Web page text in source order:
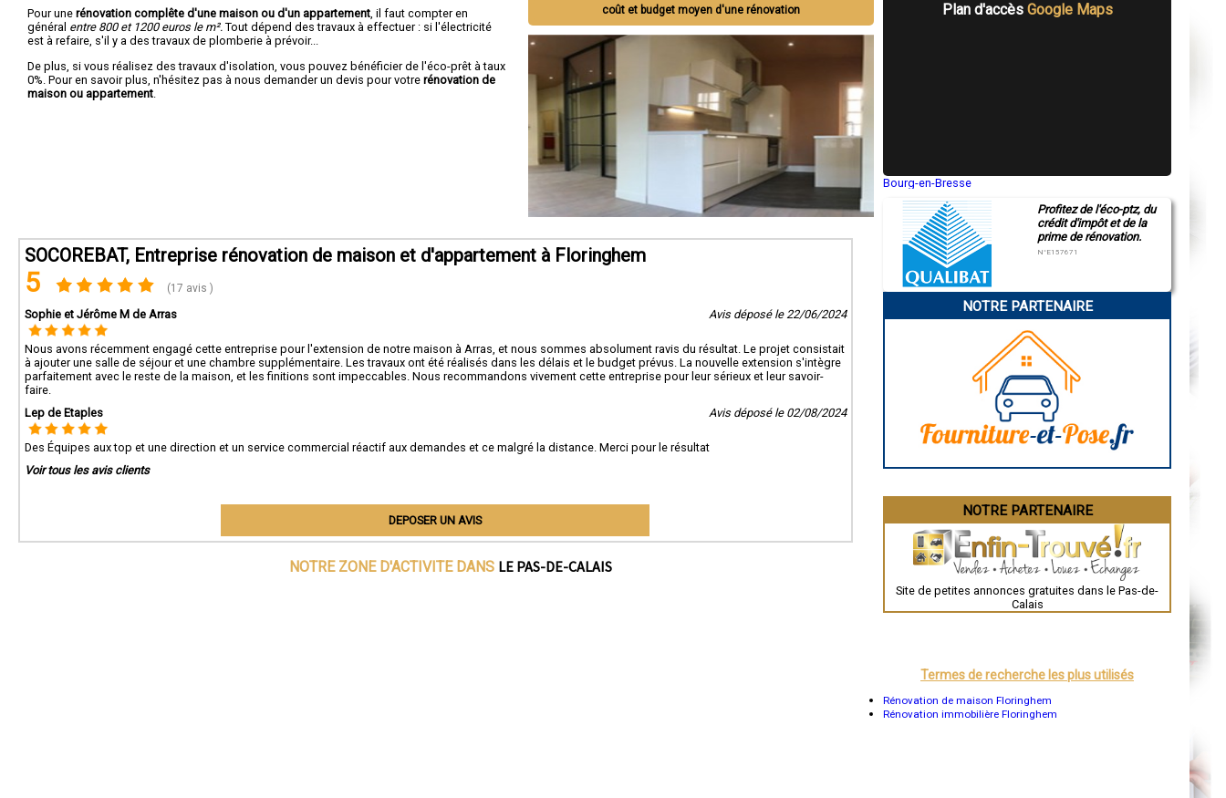
coût et budget moyen d'une rénovation
Pour une rénovation complête d'une maison ou d'un appartement , il faut compter en
général entre 800 et 1200 euros le m². Tout dépend des travaux à effectuer : si l'électricité
est à refaire, s'il y a des travaux de plomberie à prévoir...
De plus, si vous réalisez des travaux d'isolation, vous pouvez bénéficier de l'éco-prêt à taux
0%. Pour en savoir plus, n'hésitez pas à nous demander un devis pour votre rénovation de
maison ou appartement
SOCOREBAT, Entreprise rénovation de maison et d'appartement à Floringhem
5 (17 avis )
Sophie et Jérôme M de Arras Avis déposé le 22/06/2024
Nous avons récemment engagé cette entreprise pour l'extension de notre maison à Arras, et nous sommes absolument ravis du résultat. Le projet consistait
à ajouter une salle de séjour et une chambre supplémentaire. Les travaux ont été réalisés dans les délais et le budget prévus. La nouvelle extension s'intègre
parfaitement avec le reste de la maison, et les finitions sont impeccables. Nous recommandons vivement cette entreprise pour leur sérieux et leur savoir-
faire.
Lep de Etaples
Avis déposé le 02/08/2024
Des Équipes aux top et une direction et un service commercial réactif aux demandes et ce malgré la distance. Merci pour le résultat
Voir tous les avis clients
DEPOSER UN AVIS
NOTRE ZONE D'ACTIVITE DANS LE PAS-DE-CALAIS
Plan d'accès Google Maps
Bourg-en-Bresse
Montluçon
Manosque
Gap
Charleville-Mézières
Pamiers
Narbonne
Brive-la-Gaillarde
Guéret
Besançon
Évreux
Chartres
Nîmes
Auch
Grenoble
Mont-de-Marsan
Blois
Profitez de l'éco-ptz, du
crédit d'impôt et de la
prime de rénovation.
N°E157671
NOTRE PARTENAIRE
NOTRE PARTENAIRE
Site de petites annonces gratuites dans le Pas-de-
Calais
Termes de recherche les plus utilisés
Rénovation de maison Floringhem
Rénovation immobilière Floringhem